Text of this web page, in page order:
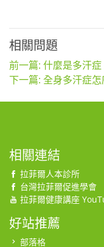
相關問題
前一篇: 什麼是多汗症
下一篇: 全身多汗症
相關連結
拉菲爾人本診所
台灣拉菲爾促進學會
拉菲爾健康講座
好站推薦
部落格